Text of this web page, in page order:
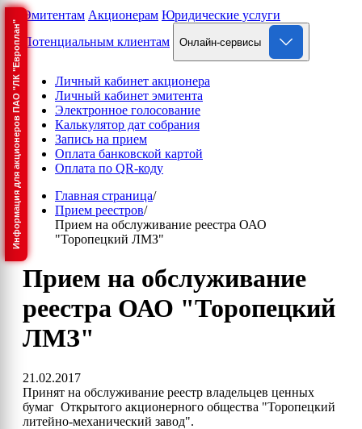
Информация для акционеров ПАО "ЛК "Европлан"
Эмитентам Акционерам Юридические услуги
Потенциальным клиентам
Онлайн-сервисы
Личный кабинет акционера
Личный кабинет эмитента
Электронное голосование
Калькулятор дат собрания
Запись на прием
Оплата банковской картой
Оплата по QR-коду
Главная страница/
Прием реестров/
Прием на обслуживание реестра ОАО
"Торопецкий ЛМЗ"
Прием на обслуживание
реестра ОАО "Торопецкий
ЛМЗ"
21.02.2017
Принят на обслуживание реестр владельцев ценных
бумаг Открытого акционерного общества "Торопецкий
литейно-механический завод".